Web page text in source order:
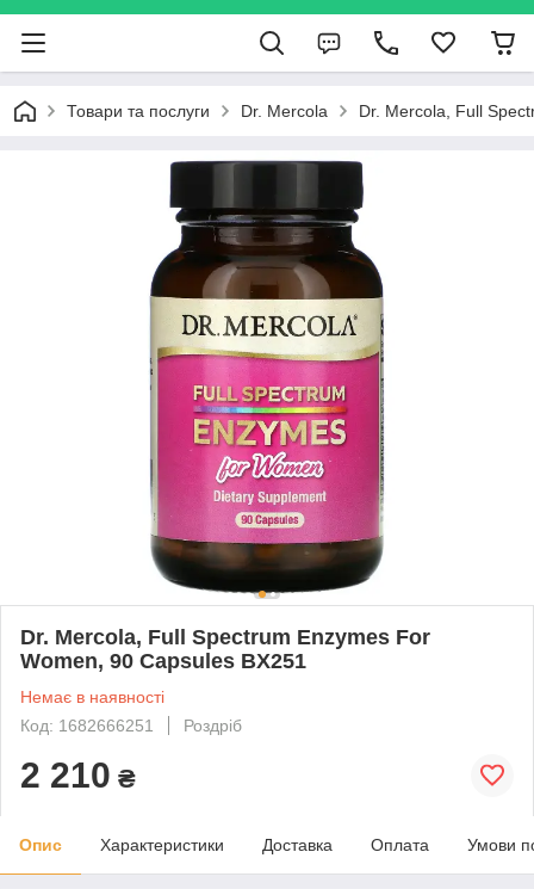
Товари та послуги Dr. Mercola Dr. Mercola, Full
Dr. Mercola, Full Spectrum Enzymes For
Women, 90 Capsules BX251
Немає в наявності
Код: 1682666251
Роздріб
2 210 ₴
Опис Характеристики Доставка Оплата Умови